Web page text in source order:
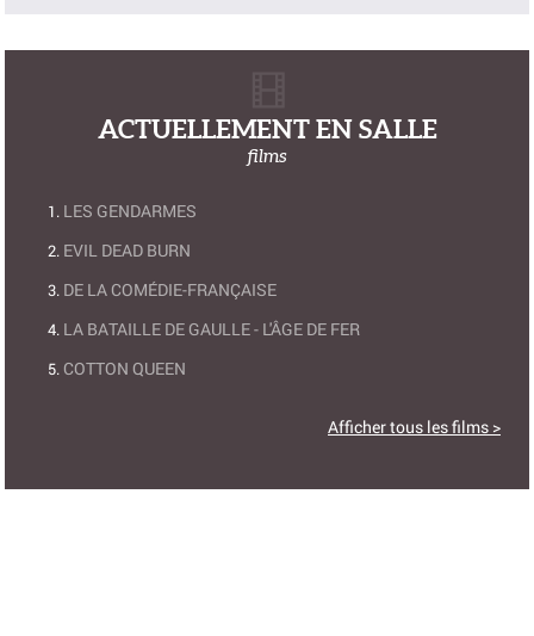
ACTUELLEMENT EN SALLE
films
LES GENDARMES
EVIL DEAD BURN
DE LA COMÉDIE-FRANÇAISE
LA BATAILLE DE GAULLE - L'ÂGE DE FER
COTTON QUEEN
Afficher tous les films >